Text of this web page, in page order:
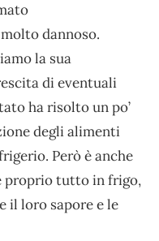
dannoso.
la sua
di eventuali
ha risolto un po’
degli alimenti
Però è anche
proprio tutto in frigo,
il loro sapore e le